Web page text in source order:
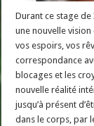
Durant ce stage
une nouvelle
vos espoirs, vos
correspondance
blocages et les
nouvelle réalité
jusqu’à présent
dans le corps, par